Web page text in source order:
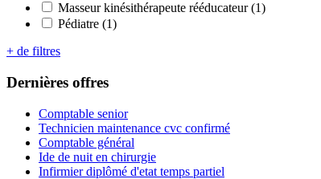
Masseur kinésithérapeute rééducateur (1)
Pédiatre (1)
+ de filtres
Dernières offres
Comptable senior
Technicien maintenance cvc confirmé
Comptable général
Ide de nuit en chirurgie
Infirmier diplômé d'etat temps partiel